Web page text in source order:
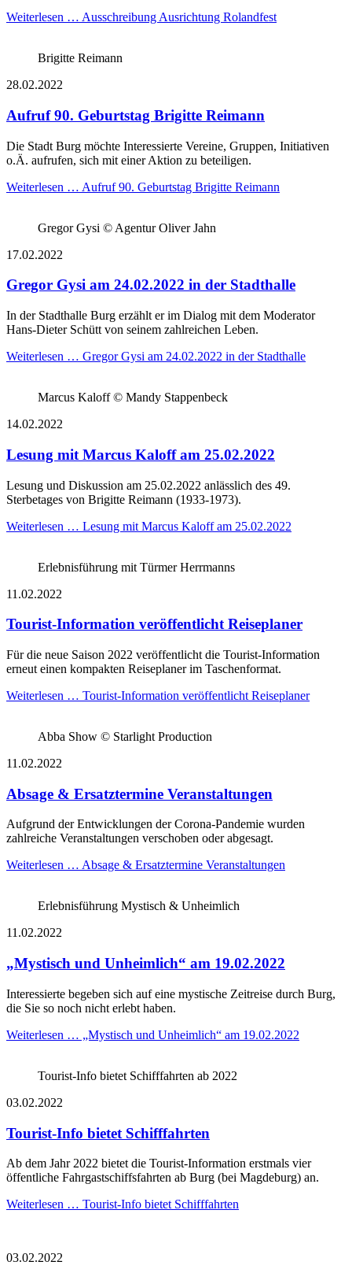
Weiterlesen … Ausschreibung Ausrichtung Rolandfest
Brigitte Reimann
28.02.2022
Aufruf 90. Geburtstag Brigitte Reimann
Die Stadt Burg möchte Interessierte Vereine, Gruppen, Initiativen
o.Ä. aufrufen, sich mit einer Aktion zu beteiligen.
Weiterlesen … Aufruf 90. Geburtstag Brigitte Reimann
Gregor Gysi © Agentur Oliver Jahn
17.02.2022
Gregor Gysi am 24.02.2022 in der Stadthalle
In der Stadthalle Burg erzählt er im Dialog mit dem Moderator
Hans-Dieter Schütt von seinem zahlreichen Leben.
Weiterlesen … Gregor Gysi am 24.02.2022 in der Stadthalle
Marcus Kaloff © Mandy Stappenbeck
14.02.2022
Lesung mit Marcus Kaloff am 25.02.2022
Lesung und Diskussion am 25.02.2022 anlässlich des 49.
Sterbetages von Brigitte Reimann (1933-1973).
Weiterlesen … Lesung mit Marcus Kaloff am 25.02.2022
Erlebnisführung mit Türmer Herrmanns
11.02.2022
Tourist-Information veröffentlicht Reiseplaner
Für die neue Saison 2022 veröffentlicht die Tourist-Information
erneut einen kompakten Reiseplaner im Taschenformat.
Weiterlesen … Tourist-Information veröffentlicht Reiseplaner
Abba Show © Starlight Production
11.02.2022
Absage & Ersatztermine Veranstaltungen
Aufgrund der Entwicklungen der Corona-Pandemie wurden
zahlreiche Veranstaltungen verschoben oder abgesagt.
Weiterlesen … Absage & Ersatztermine Veranstaltungen
Erlebnisführung Mystisch & Unheimlich
11.02.2022
„Mystisch und Unheimlich“ am 19.02.2022
Interessierte begeben sich auf eine mystische Zeitreise durch Burg,
die Sie so noch nicht erlebt haben.
Weiterlesen … „Mystisch und Unheimlich“ am 19.02.2022
Tourist-Info bietet Schifffahrten ab 2022
03.02.2022
Tourist-Info bietet Schifffahrten
Ab dem Jahr 2022 bietet die Tourist-Information erstmals vier
öffentliche Fahrgastschiffsfahrten ab Burg (bei Magdeburg) an.
Weiterlesen … Tourist-Info bietet Schifffahrten
03.02.2022